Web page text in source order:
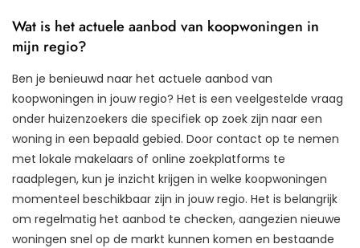
Wat is het actuele aanbod van koopwoningen in
mijn regio?
Ben je benieuwd naar het actuele aanbod van
koopwoningen in jouw regio? Het is een veelgestelde vraag
onder huizenzoekers die specifiek op zoek zijn naar een
woning in een bepaald gebied. Door contact op te nemen
met lokale makelaars of online zoekplatforms te
raadplegen, kun je inzicht krijgen in welke koopwoningen
momenteel beschikbaar zijn in jouw regio. Het is belangrijk
om regelmatig het aanbod te checken, aangezien nieuwe
woningen snel op de markt kunnen komen en bestaande